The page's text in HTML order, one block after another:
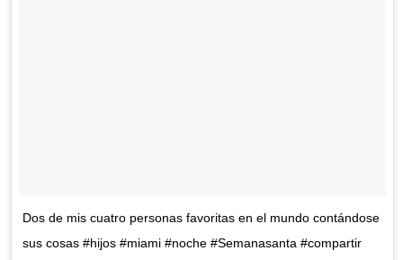
Dos de mis cuatro personas favoritas en el mundo contándose
sus cosas #hijos #miami #noche #Semanasanta #compartir